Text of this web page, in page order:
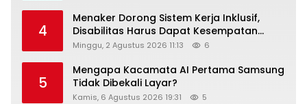
4
Menaker Dorong Sistem Kerja Inklusif,
Disabilitas Harus Dapat Kesempatan
Setara
Minggu, 2 Agustus 2026 11:13 6
5
Mengapa Kacamata AI Pertama Samsung
Tidak Dibekali Layar?
Kamis, 6 Agustus 2026 19:31 5